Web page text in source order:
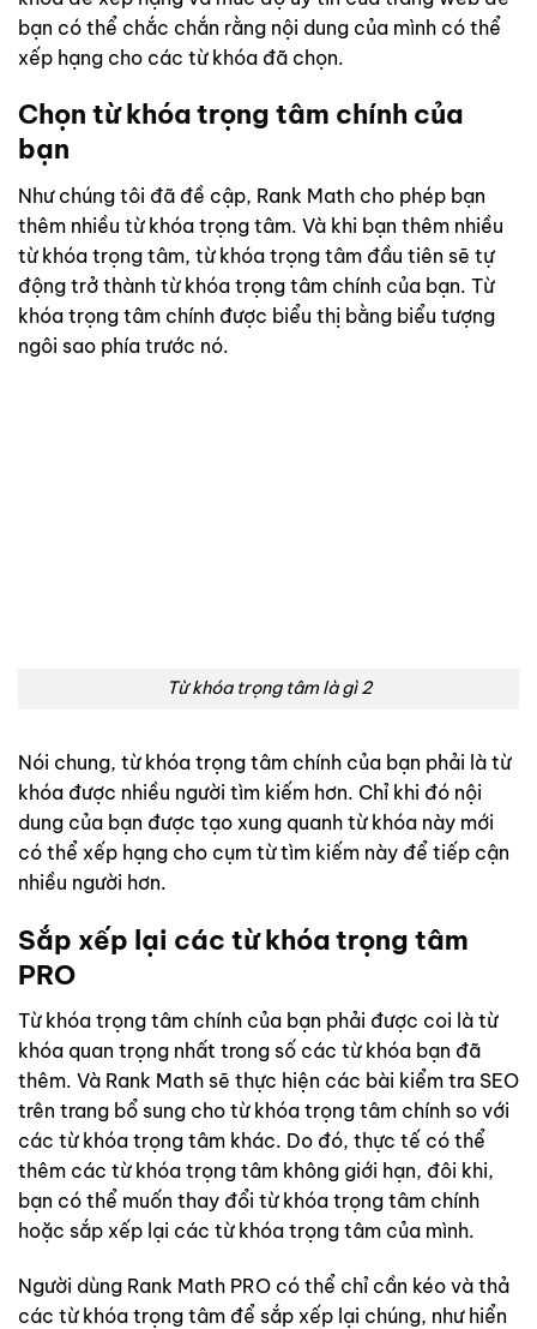
bạn có thể chắc chắn rằng nội dung của mình có thể
xếp hạng cho các từ khóa đã chọn.
Chọn từ khóa trọng tâm chính của
bạn
Như chúng tôi đã đề cập, Rank Math cho phép bạn
thêm nhiều từ khóa trọng tâm. Và khi bạn thêm nhiều
từ khóa trọng tâm, từ khóa trọng tâm đầu tiên sẽ tự
động trở thành từ khóa trọng tâm chính của bạn. Từ
khóa trọng tâm chính được biểu thị bằng biểu tượng
ngôi sao phía trước nó.
Từ khóa trọng tâm là gì 2
Nói chung, từ khóa trọng tâm chính của bạn phải là từ
khóa được nhiều người tìm kiếm hơn. Chỉ khi đó nội
dung của bạn được tạo xung quanh từ khóa này mới
có thể xếp hạng cho cụm từ tìm kiếm này để tiếp cận
nhiều người hơn.
Sắp xếp lại các từ khóa trọng tâm
PRO
Từ khóa trọng tâm chính của bạn phải được coi là từ
khóa quan trọng nhất trong số các từ khóa bạn đã
thêm. Và Rank Math sẽ thực hiện các bài kiểm tra SEO
trên trang bổ sung cho từ khóa trọng tâm chính so với
các từ khóa trọng tâm khác. Do đó, thực tế có thể
thêm các từ khóa trọng tâm không giới hạn, đôi khi,
bạn có thể muốn thay đổi từ khóa trọng tâm chính
hoặc sắp xếp lại các từ khóa trọng tâm của mình.
Người dùng Rank Math PRO có thể chỉ cần kéo và thả
các từ khóa trọng tâm để sắp xếp lại chúng, như hiển